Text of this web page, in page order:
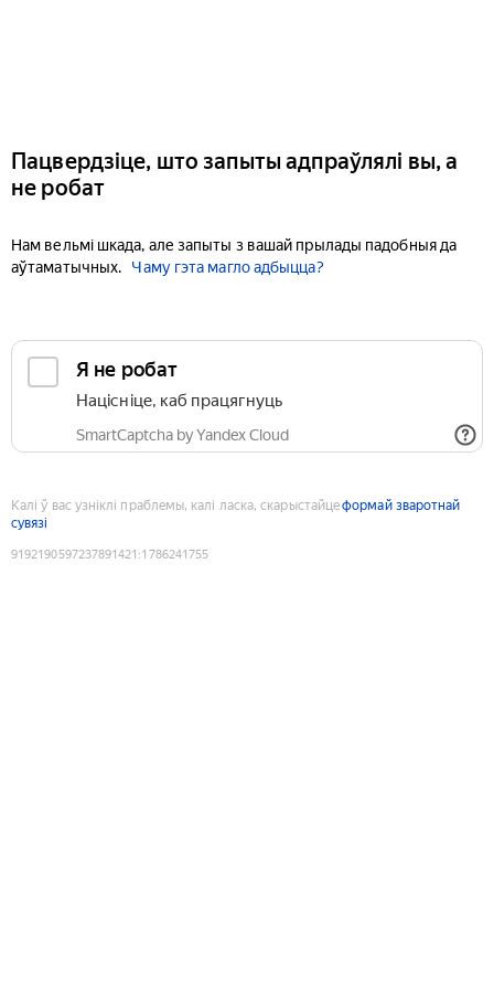
Пацвердзіце, што запыты адпраўлялі вы, а
не робат
Нам вельмі шкада, але запыты з вашай прылады падобныя да
аўтаматычных.
Чаму гэта магло адбыцца?
Я не робат
Націсніце, каб працягнуць
SmartCaptcha by Yandex Cloud
Калі ў вас узніклі праблемы, калі ласка, скарыстайцеформай зваротнай
сувязі
9192190597237891421 :1786241755